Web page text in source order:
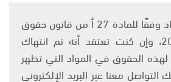
يتم الاستخدام المواد وفقًا للمادة 27 أ من قانون حقوق
التأليف والنشر 2007، وإن كنت تعتقد أنه تم انتهاك
الحقوق في المواد التي تظهر
معنا عبر البريد الإلكتروني